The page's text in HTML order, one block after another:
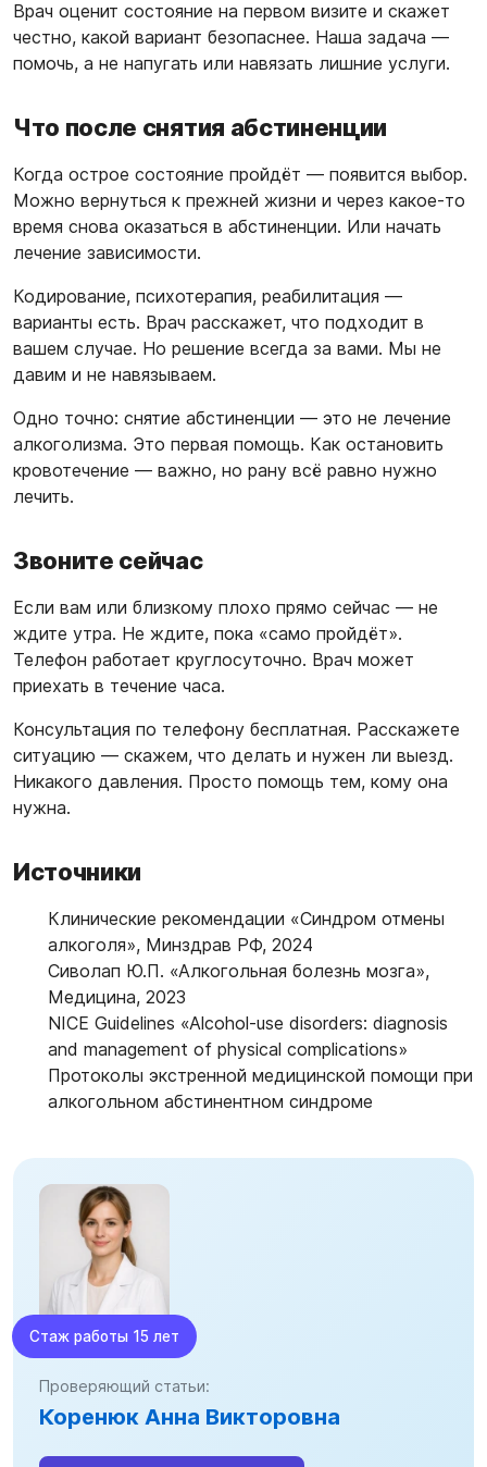
Врач оценит состояние на первом визите и скажет
честно, какой вариант безопаснее. Наша задача —
помочь, а не напугать или навязать лишние услуги.
Что после снятия абстиненции
Когда острое состояние пройдёт — появится выбор.
Можно вернуться к прежней жизни и через какое-то
время снова оказаться в абстиненции. Или начать
лечение зависимости.
Кодирование, психотерапия, реабилитация —
варианты есть. Врач расскажет, что подходит в
вашем случае. Но решение всегда за вами. Мы не
давим и не навязываем.
Одно точно: снятие абстиненции — это не лечение
алкоголизма. Это первая помощь. Как остановить
кровотечение — важно, но рану всё равно нужно
лечить.
Звоните сейчас
Если вам или близкому плохо прямо сейчас — не
ждите утра. Не ждите, пока «само пройдёт».
Телефон работает круглосуточно. Врач может
приехать в течение часа.
Консультация по телефону бесплатная. Расскажете
ситуацию — скажем, что делать и нужен ли выезд.
Никакого давления. Просто помощь тем, кому она
нужна.
Источники
Клинические рекомендации «Синдром отмены
алкоголя», Минздрав РФ, 2024
Сиволап Ю.П. «Алкогольная болезнь мозга»,
Медицина, 2023
NICE Guidelines «Alcohol-use disorders: diagnosis
and management of physical complications»
Протоколы экстренной медицинской помощи при
алкогольном абстинентном синдроме
Стаж работы 15 лет
Проверяющий статьи:
Коренюк Анна Викторовна